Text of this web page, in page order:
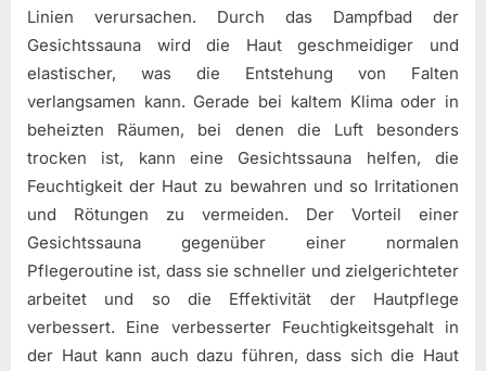
Linien verursachen. Durch das Dampfbad der
Gesichtssauna wird die Haut geschmeidiger und
elastischer, was die Entstehung von Falten
verlangsamen kann. Gerade bei kaltem Klima oder in
beheizten Räumen, bei denen die Luft besonders
trocken ist, kann eine Gesichtssauna helfen, die
Feuchtigkeit der Haut zu bewahren und so Irritationen
und Rötungen zu vermeiden. Der Vorteil einer
Gesichtssauna gegenüber einer normalen
Pflegeroutine ist, dass sie schneller und zielgerichteter
arbeitet und so die Effektivität der Hautpflege
verbessert. Eine verbesserter Feuchtigkeitsgehalt in
der Haut kann auch dazu führen, dass sich die Haut